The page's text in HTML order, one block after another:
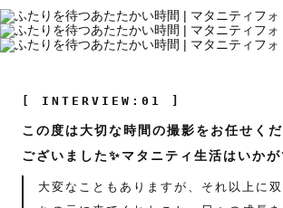
[ INTERVIEW:01 ]
この度は大切な時間の撮影をお任せく
ございました✨マタニティ生活はいか
大変なこともありますが、それ以上に